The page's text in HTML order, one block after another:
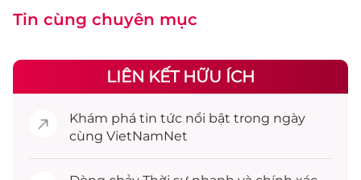
Tin cùng chuyên mục
LIÊN KẾT HỮU ÍCH
Khám phá tin tức nổi bật trong ngày
cùng VietNamNet